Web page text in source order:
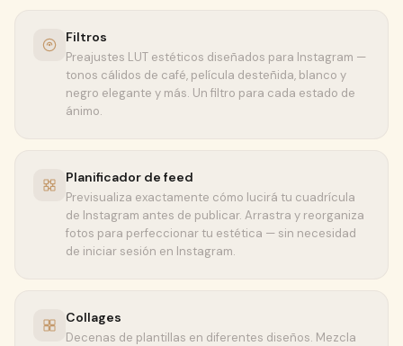
Filtros
Preajustes LUT estéticos diseñados para Instagram —
tonos cálidos de café, película desteñida, blanco y
negro elegante y más. Un filtro para cada estado de
ánimo.
Planificador de feed
Previsualiza exactamente cómo lucirá tu cuadrícula
de Instagram antes de publicar. Arrastra y reorganiza
fotos para perfeccionar tu estética — sin necesidad
de iniciar sesión en Instagram.
Collages
Decenas de plantillas en diferentes diseños. Mezcla